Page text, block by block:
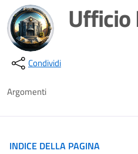
Condividi
Argomenti
INDICE DELLA PAGINA